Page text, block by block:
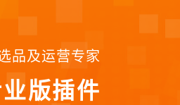
品及运营专家
版插件